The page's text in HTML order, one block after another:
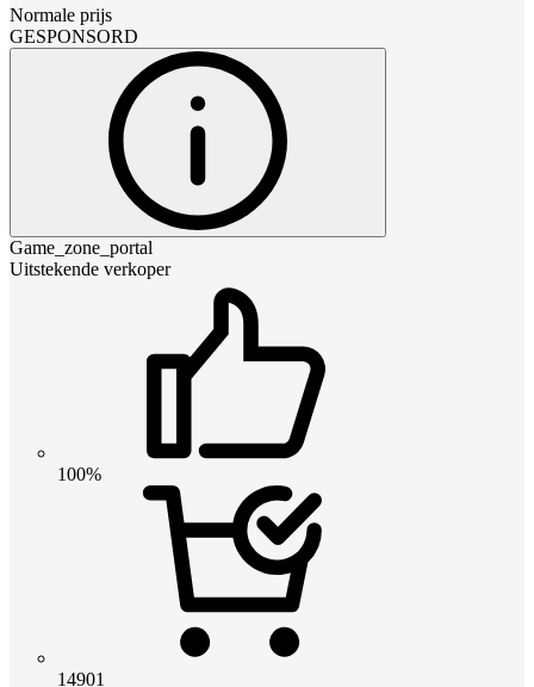
Normale prijs
GESPONSORD
Game_zone_portal
Uitstekende verkoper
100%
14901